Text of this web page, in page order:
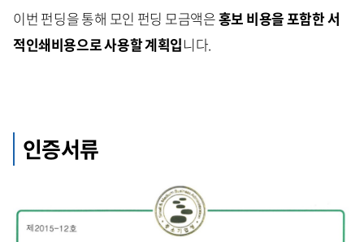
이번 펀딩을 통해 모인 펀딩 모금액은홍보 비용을 포함한 서
적인쇄비용으로 사용할 계획입니다.
인증서류